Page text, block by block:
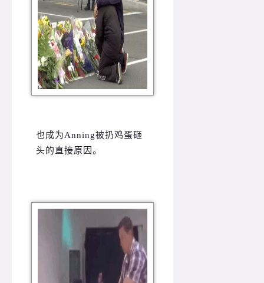
也成为Anning被扔鸡蛋砸
头的直接原因。